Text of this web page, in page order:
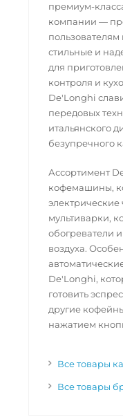
премиум-
компании —
стильные и
для
контроля и
De'Longhi
передовых
итальянского
безупречного
Ассортимент
кофемашины,
электрические
мультиварки,
обогреватели
воздуха.
De'Longhi,
готовить
другие
нажатием
Все товары
Все товары